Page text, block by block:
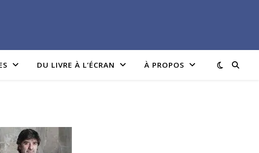
DU LIVRE À L’ÉCRAN À PROPOS